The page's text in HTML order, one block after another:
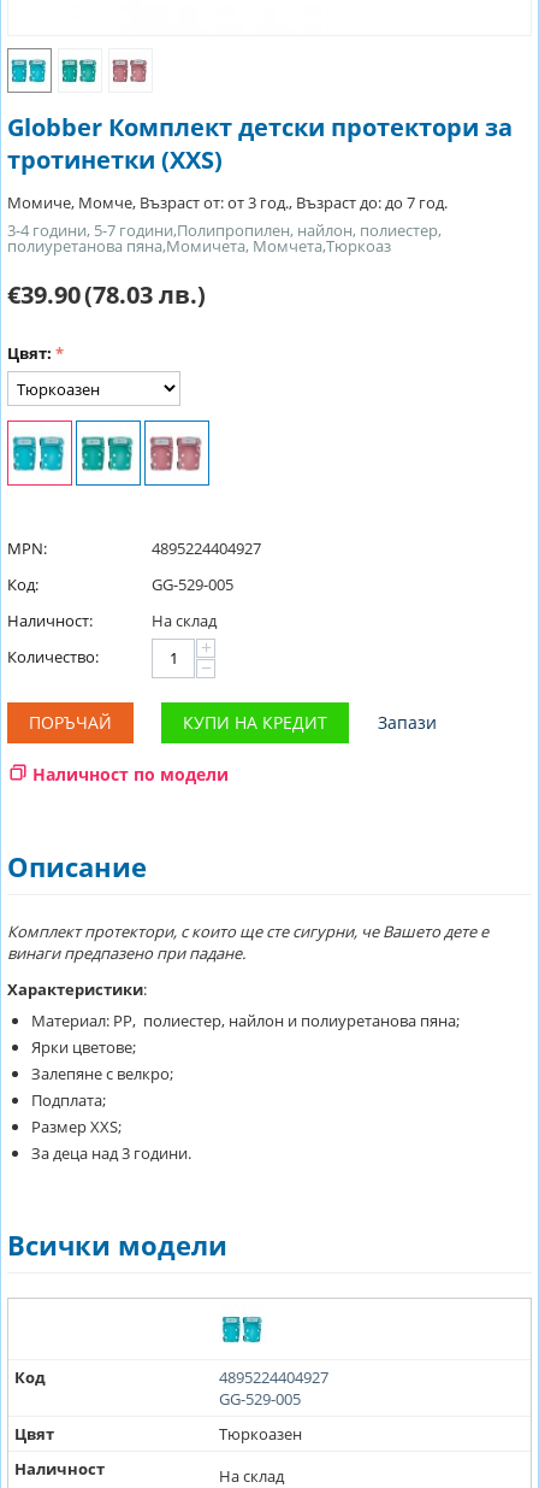
Globber Комплект детски протектори за
тротинетки (XXS)
Момиче, Момче, Възраст от: от 3 год., Възраст до: до 7 год.
3-4 години, 5-7 години,Полипропилен, найлон, полиестер,
полиуретанова пяна,Момичета, Момчета,Тюркоаз
€39.90(78.03 лв.)
Цвят:
MPN:
4895224404927
Код:
GG-529-005
Наличност:
На склад
Количество:
+
−
ПОРЪЧАЙ КУПИ НА КРЕДИТ Запази
Наличност по модели
Описание
Комплект протектори, с които ще сте сигурни, че Вашето дете е
винаги предпазено при падане.
Характеристики:
Материал: PP, полиестер, найлон и полиуретанова пяна;
Ярки цветове;
Залепяне с велкро;
Подплата;
Размер XXS;
За деца над 3 години.
Всички модели
Код
4895224404927
GG-529-005
Цвят
Тюркоазен
Наличност
На склад